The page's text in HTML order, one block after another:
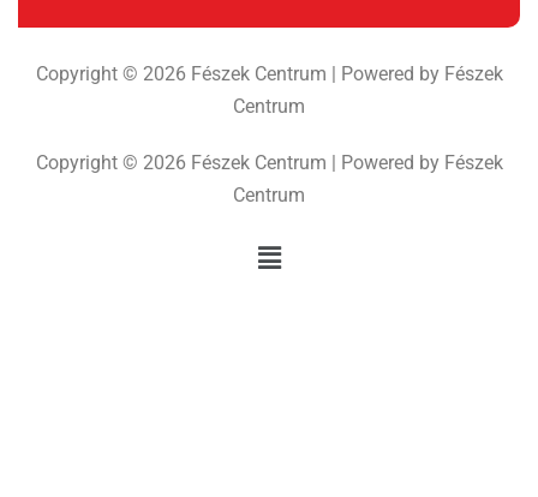
Copyright © 2026 Fészek Centrum | Powered by Fészek
Centrum
Copyright © 2026 Fészek Centrum | Powered by Fészek
Centrum